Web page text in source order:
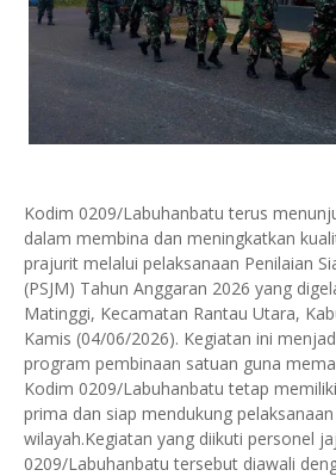
Kodim 0209/Labuhanbatu terus
dalam membina dan meningkatkan
prajurit melalui pelaksanaan Penilaian
(PSJM) Tahun Anggaran 2026 yang
Matinggi, Kecamatan Rantau Utara,
Kamis (04/06/2026). Kegiatan ini
program pembinaan satuan guna
Kodim 0209/Labuhanbatu tetap
prima dan siap mendukung
wilayah.Kegiatan yang diikuti personel
0209/Labuhanbatu tersebut diawali